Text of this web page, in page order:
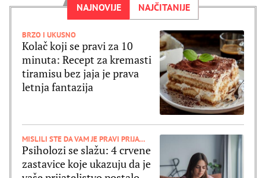
NAJNOVIJE NAJČITANIJE
BRZO I UKUSNO
Kolač koji se pravi za 10
minuta: Recept za kremasti
tiramisu bez jaja je prava
letnja fantazija
MISLILI STE DA VAM JE PRAVI PRIJATELJ
Psiholozi se slažu: 4 crvene
zastavice koje ukazuju da je